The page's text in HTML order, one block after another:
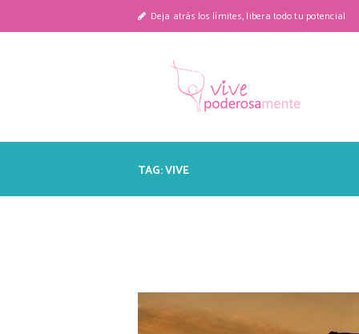
Deja atrás los límites, libera todo tu potencial
TAG: VIVE